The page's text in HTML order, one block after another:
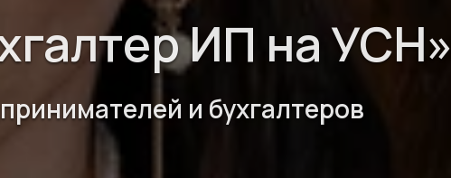
ИП на УСН»
и бухгалтеров